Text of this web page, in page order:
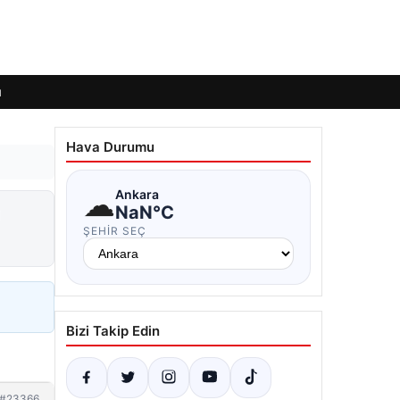
Hava Durumu
☁Ankara
NaN°C
ŞEHIR SEÇ
Bizi Takip Edin